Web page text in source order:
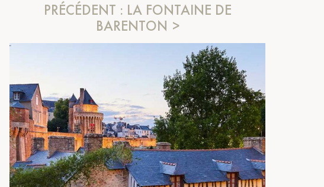
PRÉCÉDENT : LA FONTAINE DE
BARENTON